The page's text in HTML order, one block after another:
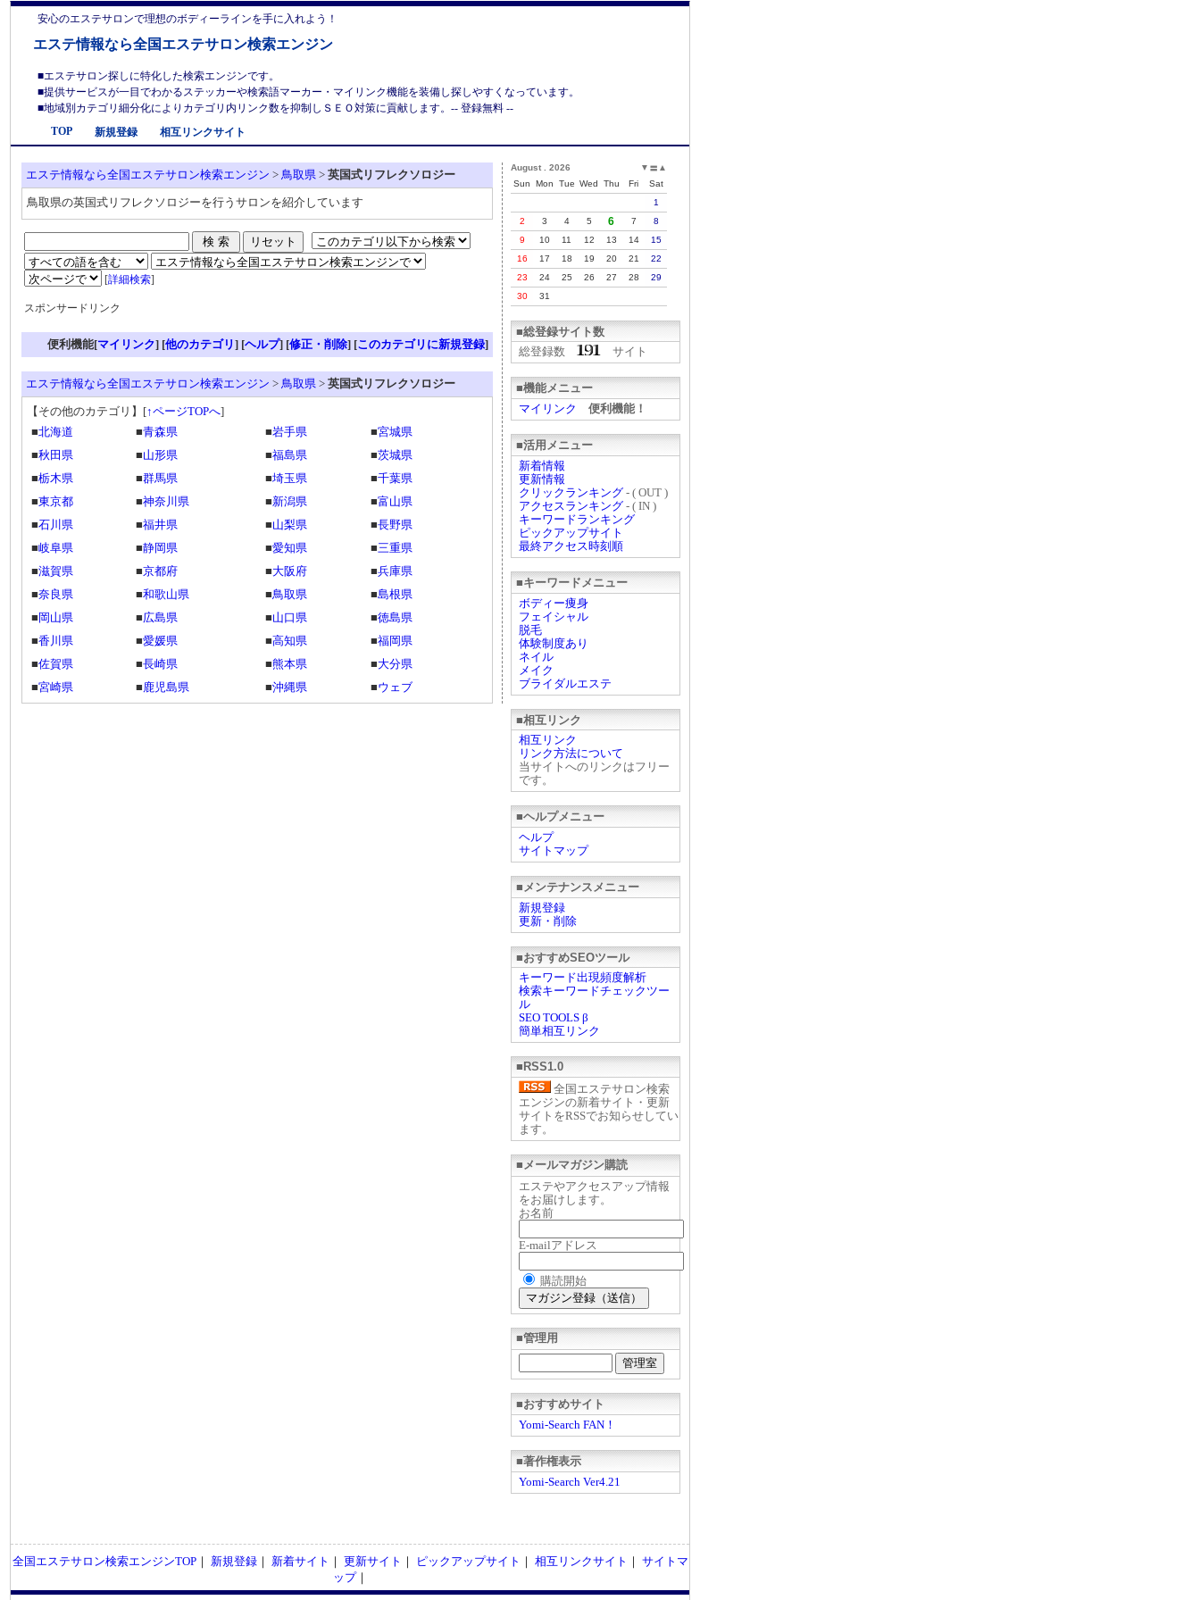
安心のエステサロンで理想のボディーラインを手に入れよう！
エステ情報なら全国エステサロン検索エンジン
■エステサロン探しに特化した検索エンジンです。
■提供サービスが一目でわかるステッカーや検索語マーカー・マイリンク機能を装備し探しやすくなっています。
■地域別カテゴリ細分化によりカテゴリ内リンク数を抑制しＳＥＯ対策に貢献します。-- 登録無料 --
TOP
新規登録 相互リンクサイト
▲
〓
▼
August . 2026
Sun
Mon Tue Wed Thu Fri
Sat
1
2
3 4 5 6 7
8
9
10 11 12 13 14
15
16
17 18 19 20 21
22
23
24 25 26 27 28
29
30
31
■総登録サイト数
総登録数
サイト
■機能メニュー
マイリンク
便利機能！
■活用メニュー
新着情報
更新情報
クリックランキング - ( OUT )
アクセスランキング - ( IN )
キーワードランキング
ピックアップサイト
最終アクセス時刻順
■キーワードメニュー
ボディー痩身
フェイシャル
脱毛
体験制度あり
ネイル
メイク
ブライダルエステ
■相互リンク
相互リンク
リンク方法について
当サイトへのリンクはフリー
です。
■ヘルプメニュー
ヘルプ
サイトマップ
■メンテナンスメニュー
新規登録
更新・削除
■おすすめSEOツール
キーワード出現頻度解析
検索キーワードチェックツー
ル
SEO TOOLS β
簡単相互リンク
■RSS1.0
全国エステサロン検索
エンジンの新着サイト・更新
サイトをRSSでお知らせしてい
ます。
■メールマガジン購読
エステやアクセスアップ情報
をお届けします。
お名前
E-mailアドレス
購読開始
■管理用
■おすすめサイト
Yomi-Search FAN！
■著作権表示
Yomi-Search Ver4.21
エステ情報なら全国エステサロン検索エンジン > 鳥取県 > 英国式リフレクソロジー
鳥取県の英国式リフレクソロジーを行うサロンを紹介しています
[詳細検索]
スポンサードリンク
便利機能[マイリンク] [他のカテゴリ] [ヘルプ] [修正・削除] [このカテゴリに新規登録]
エステ情報なら全国エステサロン検索エンジン > 鳥取県 > 英国式リフレクソロジー
【その他のカテゴリ】 [↑ページTOPへ]
■北海道 ■青森県 ■岩手県 ■宮城県
■秋田県 ■山形県 ■福島県 ■茨城県
■栃木県 ■群馬県 ■埼玉県 ■千葉県
■東京都 ■神奈川県 ■新潟県 ■富山県
■石川県 ■福井県 ■山梨県 ■長野県
■岐阜県 ■静岡県 ■愛知県 ■三重県
■滋賀県 ■京都府 ■大阪府 ■兵庫県
■奈良県 ■和歌山県 ■鳥取県 ■島根県
■ 岡山県 ■広島県 ■山口県 ■徳島県
■香川県 ■愛媛県 ■高知県 ■福岡県
■佐賀県 ■長崎県 ■熊本県 ■大分県
■宮崎県 ■鹿児島県 ■沖縄県 ■ウェブ
全国エステサロン検索エンジンTOP｜ 新規登録｜ 新着サイト ｜ 更新サイト ｜ ピックアップサイト ｜ 相互リンクサイト ｜ サイトマ
ップ｜